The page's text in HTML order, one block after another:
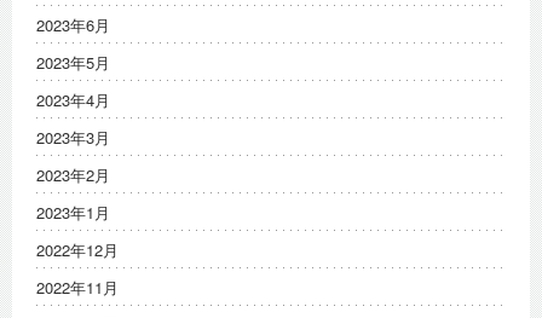
2023年6月
2023年5月
2023年4月
2023年3月
2023年2月
2023年1月
2022年12月
2022年11月